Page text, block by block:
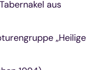
aus
„Heilige